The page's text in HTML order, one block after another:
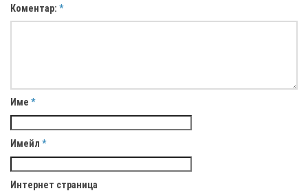
Коментар: *
Име *
Имейл *
Интернет страница